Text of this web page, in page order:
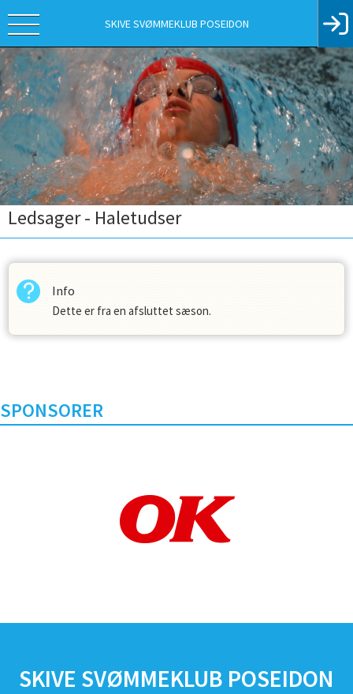
SKIVE SVØMMEKLUB POSEIDON
Ledsager - Haletudser
Info
Dette er fra en afsluttet sæson.
SPONSORER
SKIVE SVØMMEKLUB POSEIDON